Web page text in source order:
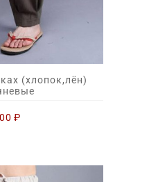
(хлопок,лён)
₽